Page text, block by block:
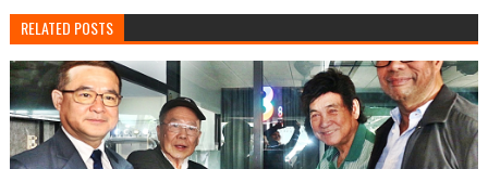
RELATED POSTS